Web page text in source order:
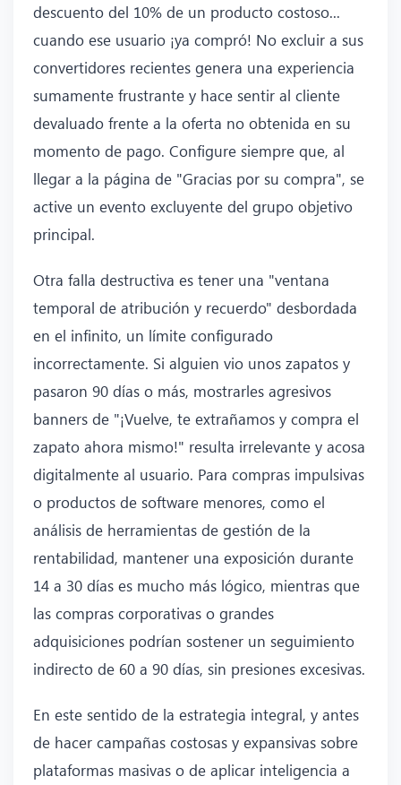
descuento del 10% de un producto costoso...
cuando ese usuario ¡ya compró! No excluir a sus
convertidores recientes genera una experiencia
sumamente frustrante y hace sentir al cliente
devaluado frente a la oferta no obtenida en su
momento de pago. Configure siempre que, al
llegar a la página de "Gracias por su compra", se
active un evento excluyente del grupo objetivo
principal.
Otra falla destructiva es tener una "ventana
temporal de atribución y recuerdo" desbordada
en el infinito, un límite configurado
incorrectamente. Si alguien vio unos zapatos y
pasaron 90 días o más, mostrarles agresivos
banners de "¡Vuelve, te extrañamos y compra el
zapato ahora mismo!" resulta irrelevante y acosa
digitalmente al usuario. Para compras impulsivas
o productos de software menores, como el
análisis de herramientas de gestión de la
rentabilidad, mantener una exposición durante
14 a 30 días es mucho más lógico, mientras que
las compras corporativas o grandes
adquisiciones podrían sostener un seguimiento
indirecto de 60 a 90 días, sin presiones excesivas.
En este sentido de la estrategia integral, y antes
de hacer campañas costosas y expansivas sobre
plataformas masivas o de aplicar inteligencia a